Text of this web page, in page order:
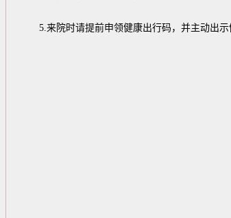
5.来院时请提前申领健康出行码，并主动出示